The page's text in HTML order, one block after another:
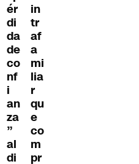
ér
di
da
de
co
nf
i
an
za
”
al
di
in
tr
af
a
mi
lia
r
qu
e
co
m
pr